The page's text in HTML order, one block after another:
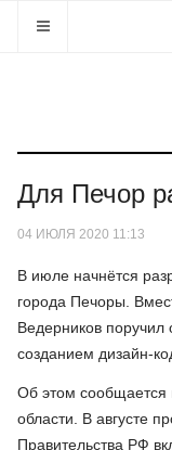
Для Печор
04 ИЮЛЯ 2020 11:13
В июле начнётся
города Печоры.
Ведерников поручил
созданием дизайн-
Об этом сообщается
области. В августе
Правительства РФ